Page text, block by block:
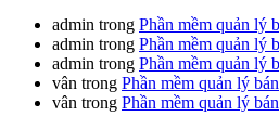
admin trong Phần mềm quản lý
admin trong Phần mềm quản lý
admin trong Phần mềm quản lý
vân trong Phần mềm quản lý
vân trong Phần mềm quản lý